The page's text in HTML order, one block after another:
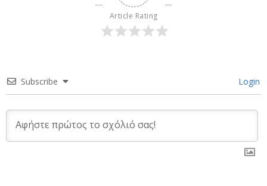
Article Rating
Subscribe Login